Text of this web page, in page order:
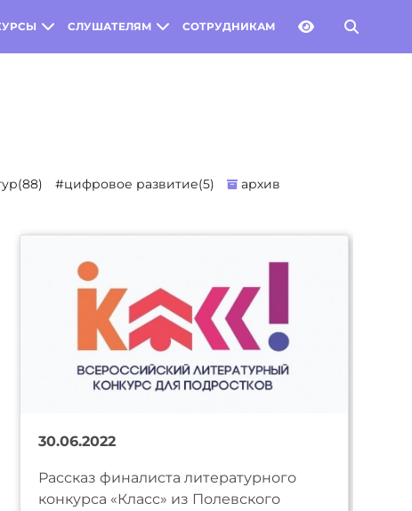
СЛУШАТЕЛЯМ СОТРУДНИКАМ
#цифровое развитие(5) архив
30.06.2022
Рассказ финалиста литературного
конкурса «Класс» из Полевского